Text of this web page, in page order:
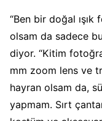
“Ben bir doğal ışık
olsam da sadece
diyor. “Kitim
mm zoom lens ve
hayran olsam da,
yapmam. Sırt